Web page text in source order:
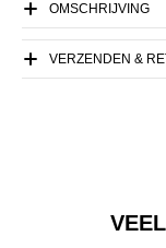
OMSCHRIJVING
VERZENDEN &